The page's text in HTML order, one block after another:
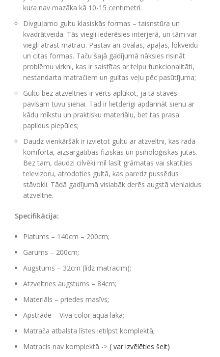
kura nav mazāka kā 10-15 centimetri.
Divguļamo gultu klasiskās formas – taisnstūra un
kvadrātveida. Tās viegli iederēsies interjerā, un tām var
viegli atrast matraci. Pastāv arī ovālas, apaļas, lokveidu
un citas formas. Taču šajā gadījumā nāksies risināt
problēmu virkni, kas ir saistītas ar telpu funkcionalitāti,
nestandarta matračiem un gultas veļu pēc pasūtījuma;
Gultu bez atzveltnes ir vērts aplūkot, ja tā stāvēs
pavisam tuvu sienai. Tad ir lietderīgi apdarināt sienu ar
kādu mīkstu un praktisku materiālu, bet tas prasa
papildus piepūles;
Daudz vienkāršāk ir izvietot gultu ar atzveltni, kas rada
komforta, aizsargātības fiziskās un psiholoģiskās jūtas.
Bez tam, daudzi cilvēki mīl lasīt grāmatas vai skatīties
televizoru, atrodoties gultā, kas paredz pussēdus
stāvokli. Tādā gadījumā vislabāk derēs augstā vienlaidus
atzveltne.
Specifikācija:
Platums – 140cm – 200cm;
Garums – 200cm;
Augstums – 32cm (līdz matracim);
Atzveltnes augstums – 84cm;
Materiāls – priedes masīvs;
Apstrāde – Viva color aqua laka;
Matrača atbalsta līstes ietilpst komplektā;
Matracis nav komplektā -> ( var izvēlēties šeit)